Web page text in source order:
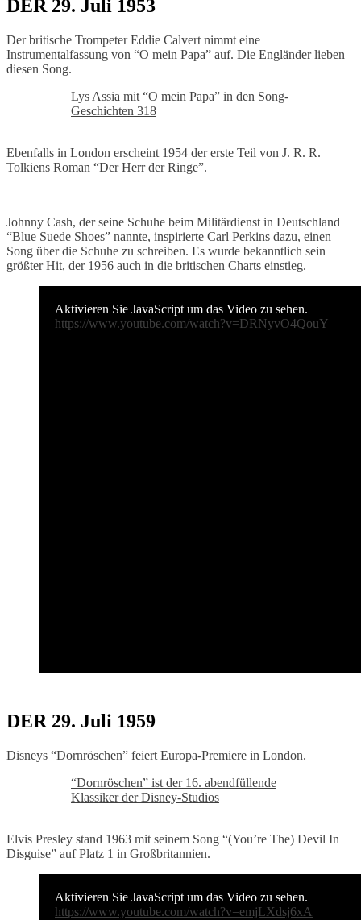
DER 29. Juli 1953
Der britische Trompeter Eddie Calvert nimmt eine
Instrumentalfassung von “O mein Papa” auf. Die Engländer lieben
diesen Song.
Lys Assia mit “O mein Papa” in den Song-
Geschichten 318
Ebenfalls in London erscheint 1954 der erste Teil von J. R. R.
Tolkiens Roman “Der Herr der Ringe”.
Johnny Cash, der seine Schuhe beim Militärdienst in Deutschland
“Blue Suede Shoes” nannte, inspirierte Carl Perkins dazu, einen
Song über die Schuhe zu schreiben. Es wurde bekanntlich sein
größter Hit, der 1956 auch in die britischen Charts einstieg.
Aktivieren Sie JavaScript um das Video zu sehen.
https://www.youtube.com/watch?v=DRNyvO4QouY
DER 29. Juli 1959
Disneys “Dornröschen” feiert Europa-Premiere in London.
“Dornröschen” ist der 16. abendfüllende
Klassiker der Disney-Studios
Elvis Presley stand 1963 mit seinem Song “(You’re The) Devil In
Disguise” auf Platz 1 in Großbritannien.
Aktivieren Sie JavaScript um das Video zu sehen.
https://www.youtube.com/watch?v=emjLXdsj6xA